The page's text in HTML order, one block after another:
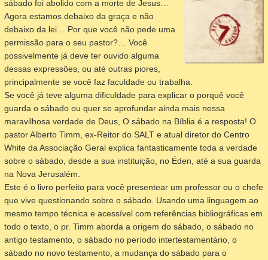
sábado foi abolido com a morte de Jesus…
Agora estamos debaixo da graça e não
debaixo da lei… Por que você não pede uma
permissão para o seu pastor?… Você
possivelmente já deve ter ouvido alguma
dessas expressões, ou até outras piores,
principalmente se você faz faculdade ou trabalha.
Se você já teve alguma dificuldade para explicar o porquê você
guarda o sábado ou quer se aprofundar ainda mais nessa
maravilhosa verdade de Deus, O sábado na Bíblia é a resposta! O
pastor Alberto Timm, ex-Reitor do SALT e atual diretor do Centro
White da Associação Geral explica fantasticamente toda a verdade
sobre o sábado, desde a sua instituição, no Éden, até a sua guarda
na Nova Jerusalém.
Este é o livro perfeito para você presentear um professor ou o chefe
que vive questionando sobre o sábado. Usando uma linguagem ao
mesmo tempo técnica e acessível com referências bibliográficas em
todo o texto, o pr. Timm aborda a origem do sábado, o sábado no
antigo testamento, o sábado no período intertestamentário, o
sábado no novo testamento, a mudança do sábado para o